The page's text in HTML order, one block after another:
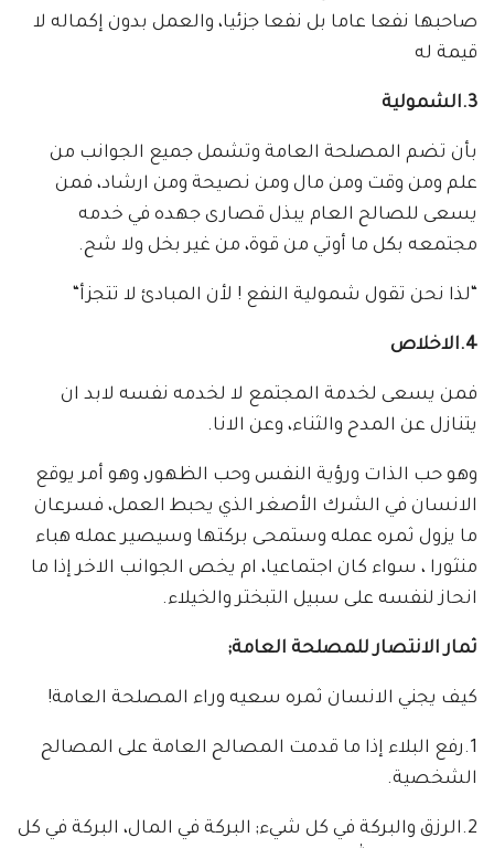
صاحبها نفعا عاما بل نفعا جزئيا، والعمل بدون إكماله لا
قيمة له
3.الشمولية
بأن تضم المصلحة العامة وتشمل جميع الجوانب من
علم ومن وقت ومن مال ومن نصيحة ومن ارشاد، فمن
يسعى للصالح العام يبذل قصارى جهده في خدمه
مجتمعه بكل ما أوتي من قوة، من غير بخل ولا شح.
“لذا نحن تقول شمولية النفع ! لأن المبادئ لا تتجزأ“
4.الاخلاص
فمن يسعى لخدمة المجتمع لا لخدمه نفسه لابد ان
يتنازل عن المدح والثناء، وعن الانا.
وهو حب الذات ورؤية النفس وحب الظهور، وهو أمر يوقع
الانسان في الشرك الأصغر الذي يحبط العمل، فسرعان
ما يزول ثمره عمله وستمحى بركتها وسيصير عمله هباء
منثورا ، سواء كان اجتماعيا، ام يخص الجوانب الاخر إذا ما
انحاز لنفسه على سبيل التبختر والخيلاء.
ثمار الانتصار للمصلحة العامة;
كيف يجني الانسان ثمره سعيه وراء المصلحة العامة!
1.رفع البلاء إذا ما قدمت المصالح العامة على المصالح
الشخصية.
2.الرزق والبركة في كل شيء; البركة في المال، البركة في كل